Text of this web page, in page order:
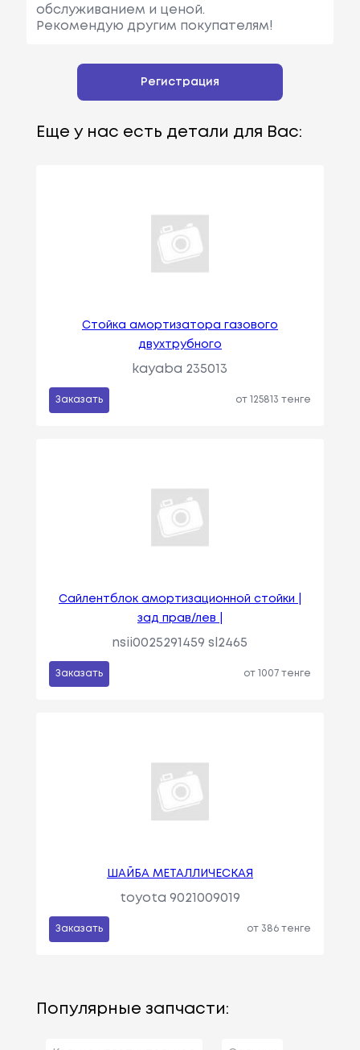
обслуживанием и ценой.
Рекомендую другим покупателям!
Регистрация
Еще у нас есть детали для Вас:
Стойка амортизатора газового
двухтрубного
kayaba 235013
Заказать от 125813 тенге
Сайлентблок амортизационной стойки |
зад прав/лев |
nsii0025291459 sl2465
Заказать от 1007 тенге
ШАЙБА МЕТАЛЛИЧЕСКАЯ
toyota 9021009019
Заказать от 386 тенге
Популярные запчасти: